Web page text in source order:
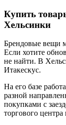
Купить
Хельсинки
Брендовые вещи
Если хотите
не найти. В
Итакескус.
На его базе
разной
покупками с
торгового центра